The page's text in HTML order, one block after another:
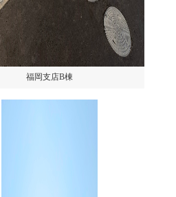
福岡支店B棟